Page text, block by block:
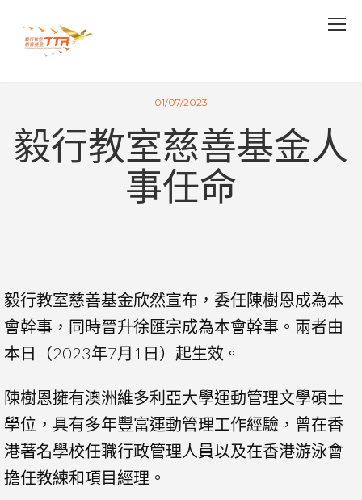
01/07/2023
毅行教室慈善基金人
事任命
毅行教室慈善基金欣然宣布，委任陳樹恩成為本
會幹事，同時晉升徐匯宗成為本會幹事。兩者由
本日（2023年7月1日）起生效。
陳樹恩擁有澳洲維多利亞大學運動管理文學碩士
學位，具有多年豐富運動管理工作經驗，曾在香
港著名學校任職行政管理人員以及在香港游泳會
擔任教練和項目經理。